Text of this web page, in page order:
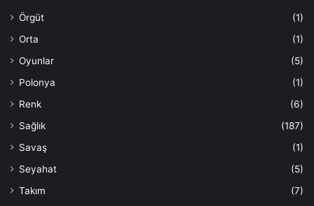
Örgüt
(1)
Orta
(1)
Oyunlar
(5)
Polonya
(1)
Renk
(6)
Sağlık
(187)
Savaş
(1)
Seyahat
(5)
Takım
(7)